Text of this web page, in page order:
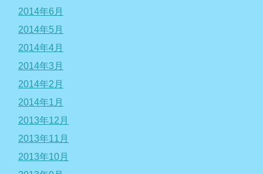
2014年6月
2014年5月
2014年4月
2014年3月
2014年2月
2014年1月
2013年12月
2013年11月
2013年10月